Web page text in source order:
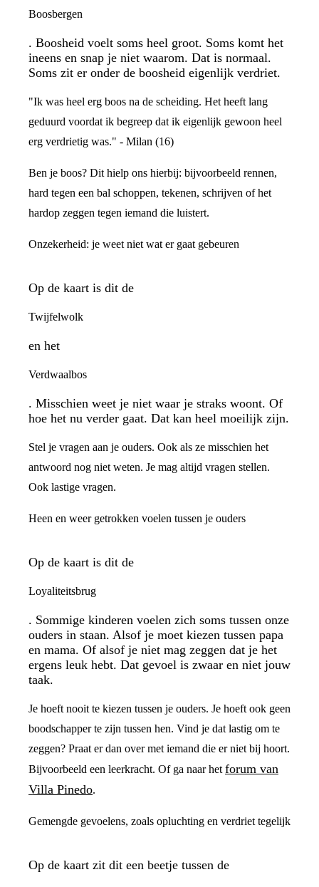
Boosbergen
. Boosheid voelt soms heel groot. Soms komt het
ineens en snap je niet waarom. Dat is normaal.
Soms zit er onder de boosheid eigenlijk verdriet.
"Ik was heel erg boos na de scheiding. Het heeft lang
geduurd voordat ik begreep dat ik eigenlijk gewoon heel
erg verdrietig was." - Milan (16)
Ben je boos? Dit hielp ons hierbij: bijvoorbeeld rennen,
hard tegen een bal schoppen, tekenen, schrijven of het
hardop zeggen tegen iemand die luistert.
Onzekerheid: je weet niet wat er gaat gebeuren
Op de kaart is dit de
Twijfelwolk
en het
Verdwaalbos
. Misschien weet je niet waar je straks woont. Of
hoe het nu verder gaat. Dat kan heel moeilijk zijn.
Stel je vragen aan je ouders. Ook als ze misschien het
antwoord nog niet weten. Je mag altijd vragen stellen.
Ook lastige vragen.
Heen en weer getrokken voelen tussen je ouders
Op de kaart is dit de
Loyaliteitsbrug
. Sommige kinderen voelen zich soms tussen onze
ouders in staan. Alsof je moet kiezen tussen papa
en mama. Of alsof je niet mag zeggen dat je het
ergens leuk hebt. Dat gevoel is zwaar en niet jouw
taak.
Je hoeft nooit te kiezen tussen je ouders. Je hoeft ook geen
boodschapper te zijn tussen hen. Vind je dat lastig om te
zeggen? Praat er dan over met iemand die er niet bij hoort.
Bijvoorbeeld een leerkracht. Of ga naar het forum van
Villa Pinedo.
Gemengde gevoelens, zoals opluchting en verdriet tegelijk
Op de kaart zit dit een beetje tussen de